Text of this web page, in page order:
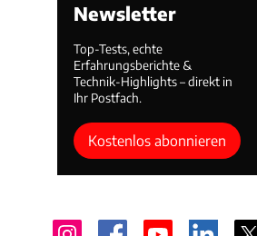
Newsletter
Top-Tests, echte
Erfahrungsberichte &
Technik-Highlights – direkt in
Ihr Postfach.
Kostenlos abonnieren